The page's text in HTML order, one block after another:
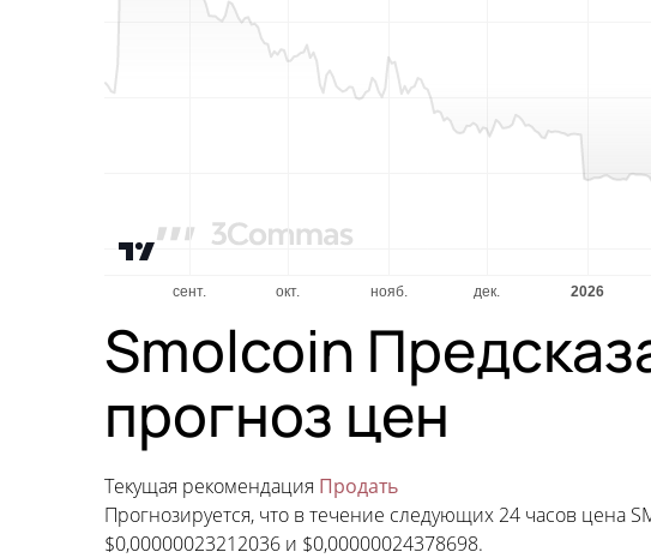
Smolcoin
прогноз цен
Текущая рекомендация Продать
Прогнозируется, что в течение следующих 24 часов цена
$0,00000023212036 и $0,00000024378698.